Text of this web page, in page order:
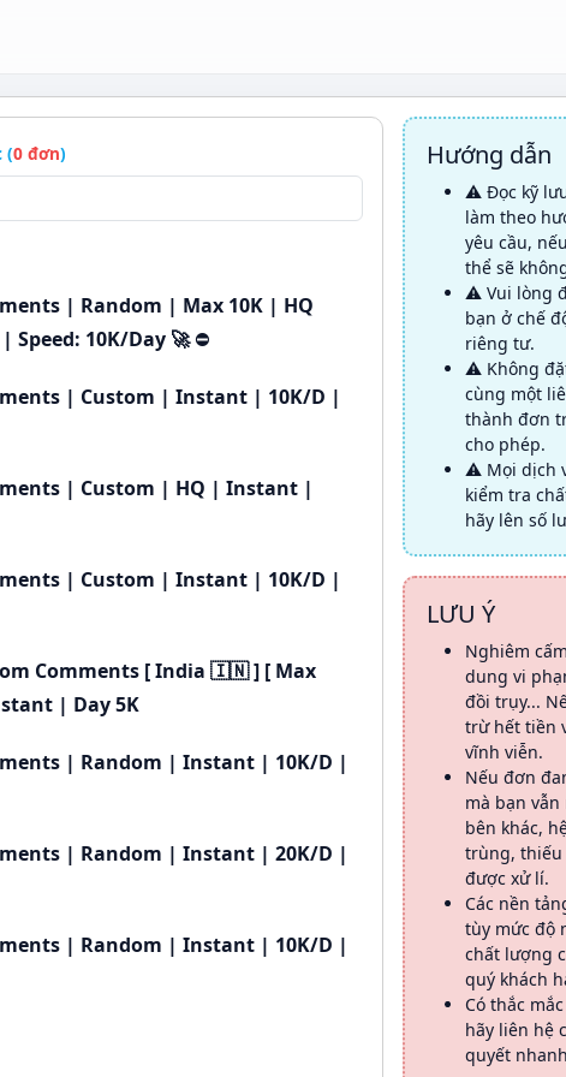
(0đơn)
| Random | Max 10K | HQ
10K/Day 🚀⛔
| Custom | Instant | 10K/D |
| Custom | HQ | Instant |
| Custom | Instant | 10K/D |
Comments [ India 🇮🇳 ] [ Max
| Day 5K
| Random | Instant | 10K/D |
| Random | Instant | 20K/D |
| Random | Instant | 10K/D |
Hướng dẫn
⚠️ Đọc kỹ
làm theo
yêu cầu,
thể sẽ
⚠️ Vui lòng
bạn ở chế
riêng tư.
⚠️ Không
cùng một
thành đơn
cho phép.
⚠️ Mọi dịch
kiểm tra
hãy lên số
LƯU Ý
Nghiêm
dung vi
đồi trụy...
trừ hết tiền
vĩnh viễn.
Nếu đơn
mà bạn
bên khác,
trùng, thiếu
được xử lí.
Các nền
tùy mức độ
chất lượng
quý khách
Có thắc
hãy liên hệ
quyết